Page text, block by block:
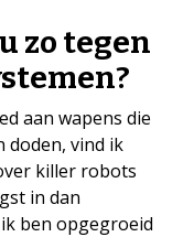
zo tegen
aan wapens die
doden, vind ik
killer robots
in dan
ben opgegroeid